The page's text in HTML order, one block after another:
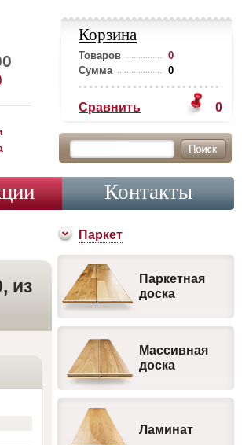
Корзина
Товаров
0
Сумма
0
Сравнить 0
Контакты
из
Паркет
Паркетная
доска
Массивная
доска
Ламинат